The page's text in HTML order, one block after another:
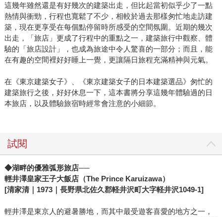
這幾年雖然還是有好幾次的建築出走，但比起當初似乎少了一點
熱情與衝勁，行程也寬鬆了不少，相較於過去那樣匆忙地走訪建
築，現在更享受在每個點停留時所感受的空間氛圍。近期的幾次
出走，「旅店」更成了行程中的重點之一，建築旅行中觀察、體
驗的「旅店設計」，也成為旅途中令人驚喜的一部分；而且，能
在有趣的空間裡好好睡上一覺，更讓隔日旅程充滿精神與元氣。
在《東京建築女子》、《東京建築女子的日本建築選品》匆忙的
建築旅行之後，好好休息一下，這本書將分享這幾年體驗過的日
本旅店，以及體驗旅宿時經常會注意的小細節。
試閱
◆湖畔的優雅弧形旅店──
輕井澤皇家王子大飯店（The Prince Karuizawa）
[清家清｜1973｜長野県北佐久郡軽井沢町大字軽井沢1049-1]
輕井澤是東京人的避暑勝地，而其中最受遊客喜愛的地方之一，